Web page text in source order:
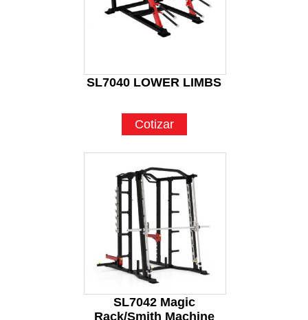
SL7040 LOWER LIMBS
Cotizar
SL7042 Magic
Rack/Smith Machine